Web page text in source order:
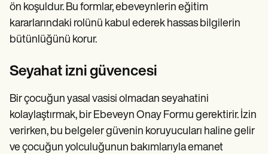
ön koşuldur. Bu formlar, ebeveynlerin eğitim
kararlarındaki rolünü kabul ederek hassas bilgilerin
bütünlüğünü korur.
Seyahat izni güvencesi
Bir çocuğun yasal vasisi olmadan seyahatini
kolaylaştırmak, bir Ebeveyn Onay Formu gerektirir. İzin
verirken, bu belgeler güvenin koruyucuları haline gelir
ve çocuğun yolculuğunun bakımlarıyla emanet